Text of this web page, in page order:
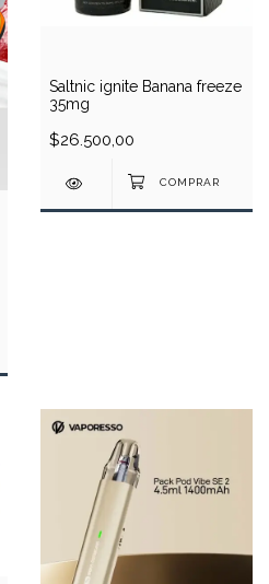
Saltnic ignite Banana freeze
35mg
$26.500,00